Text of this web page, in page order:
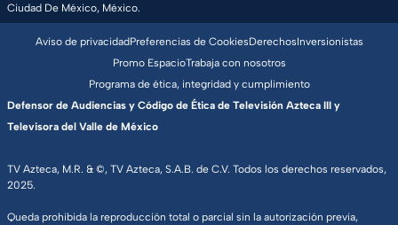
Ciudad De México, México.
TV Azteca, M.R. & ©, TV Azteca, S.A.B. de C.V. Todos los derechos reservados,
2025.
Queda prohibida la reproducción total o parcial sin la autorización previa,
Aviso de privacidadPreferencias de CookiesDerechosInversionistas
Promo EspacioTrabaja con nosotros
Programa de ética, integridad y cumplimiento
Defensor de Audiencias y Código de Ética de Televisión Azteca III y
Televisora del Valle de México